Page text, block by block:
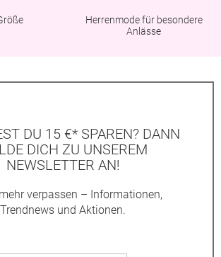
Herrenmode für besondere
Anlässe
DU 15 €* SPAREN? DANN
DICH ZU UNSEREM
NEWSLETTER AN!
verpassen – Informationen,
Trendnews und Aktionen.